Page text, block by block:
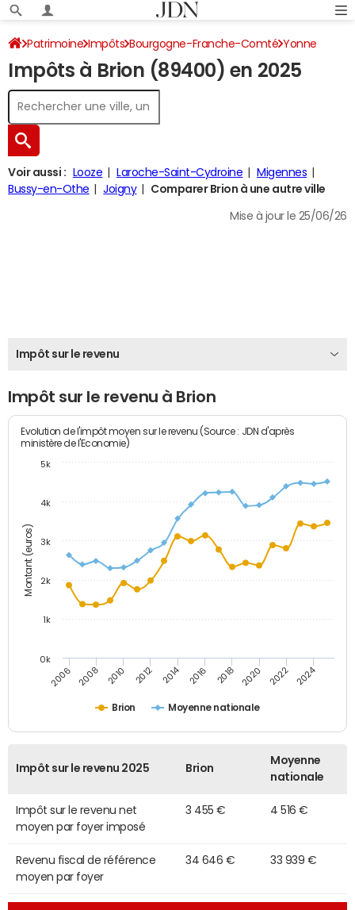
Patrimoine Impôts Bourgogne-Franche-Comté Yonne
Brion Impôt sur le revenu
Impôts à Brion (89400) en 2025
Voir aussi : Looze Laroche-Saint-Cydroine
Migennes
Bussy-en-Othe
Joigny Comparer Brion à une autre ville
Mise à jour le 25/06/26
Impôt sur le revenu
Impôt sur le revenu à Brion
Montant (euros)
Evolution de l'impôt moyen sur le revenu (Source : JDN d'après
ministère de l'Economie)
Brion Moyenne nationale
2006 2008 2010 2012 2014 2016 2018 2020 2022 2024
0k
1k
2k
3k
4k
5k
Impôt sur le revenu 2025 Brion
Moyenne
nationale
Impôt sur le revenu net
moyen par foyer imposé
3 455 € 4 516 €
Revenu fiscal de référence
moyen par foyer
34 646 € 33 939 €